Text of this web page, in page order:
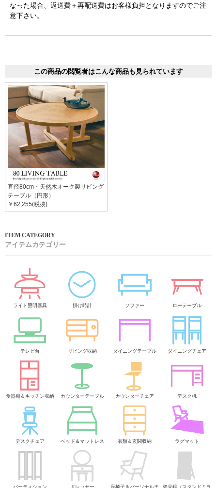
なった場合、返送費＋再配送費はお客様負担となりますのでご注
意下さい。
この商品の閲覧者はこんな商品も見られています
直径80cm・天然木オーク製リビング
テーブル（円形）
￥62,255(税抜)
アイテムカテゴリー
ライト照明器具 掛け時計 ソファー ローテーブル
テレビ台 リビング収納 ダイニングテーブル ダイニングチェア
食器棚＆キッチン収納 カウンターテーブル カウンターチェア デスク机
デスクチェア ベッド＆マットレス 衣類＆玄関収納 ラグマット
パーティション ドレッサー 座椅子＆パーソナルチ 姿見鏡（スタンドミラ